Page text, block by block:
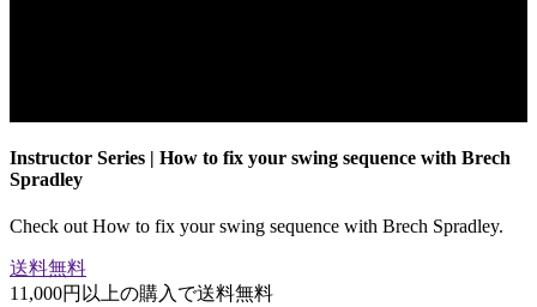
Instructor Series | How to fix your swing sequence with Brech
Spradley
Check out How to fix your swing sequence with Brech Spradley.
送料無料
11,000円以上の購入で送料無料